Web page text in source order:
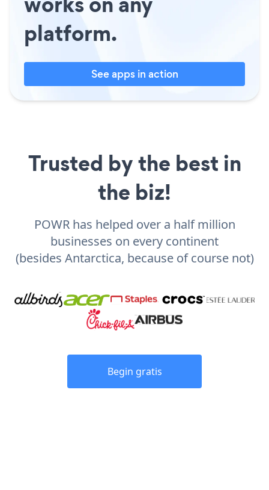
platform.
See apps in action
Trusted by the best in
the biz!
POWR has helped over a half million
businesses on every continent
(besides Antarctica, because of course not)
Begin gratis